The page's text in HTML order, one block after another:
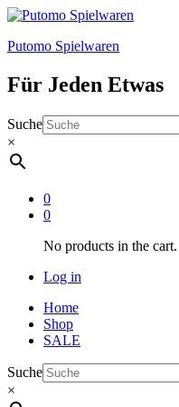
Putomo Spielwaren
Für Jeden Etwas
Suche
×
0
0
No products in the cart.
Log in
Home
Shop
SALE
Suche
×